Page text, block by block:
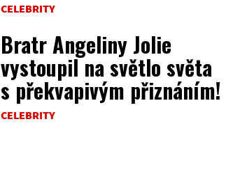
CELEBRITY
Bratr Angeliny Jolie
vystoupil na světlo světa
s překvapivým přiznáním!
CELEBRITY